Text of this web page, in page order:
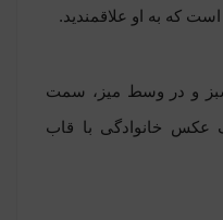
که به او علاقمندید.
و در وسط میز، سمت
عکس خانوادگی با قاب